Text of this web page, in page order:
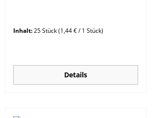
Inhalt:25 Stück(1,44 € / 1 Stück)
Details